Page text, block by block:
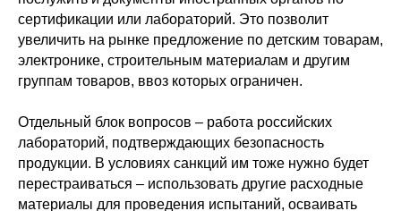
сертификации или лабораторий. Это позволит
увеличить на рынке предложение по детским товарам,
электронике, строительным материалам и другим
группам товаров, ввоз которых ограничен.
Отдельный блок вопросов – работа российских
лабораторий, подтверждающих безопасность
продукции. В условиях санкций им тоже нужно будет
перестраиваться – использовать другие расходные
материалы для проведения испытаний, осваивать